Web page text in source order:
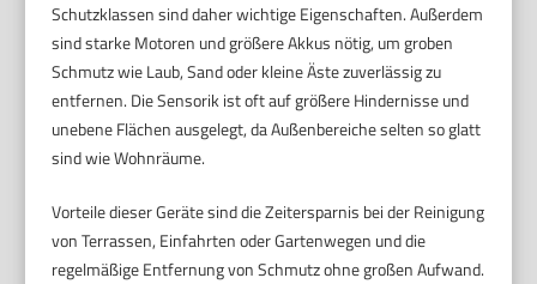
Schutzklassen sind daher wichtige Eigenschaften. Außerdem
sind starke Motoren und größere Akkus nötig, um groben
Schmutz wie Laub, Sand oder kleine Äste zuverlässig zu
entfernen. Die Sensorik ist oft auf größere Hindernisse und
unebene Flächen ausgelegt, da Außenbereiche selten so glatt
sind wie Wohnräume.
Vorteile dieser Geräte sind die Zeitersparnis bei der Reinigung
von Terrassen, Einfahrten oder Gartenwegen und die
regelmäßige Entfernung von Schmutz ohne großen Aufwand.